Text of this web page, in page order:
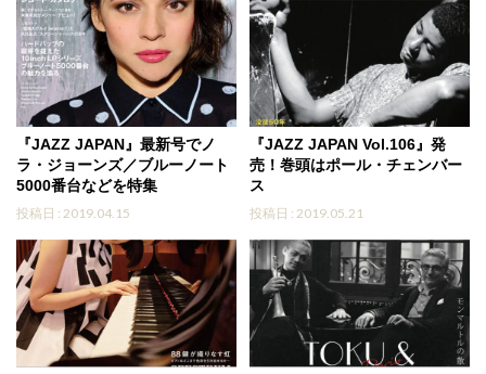
『JAZZ JAPAN』最新号でノ
ラ・ジョーンズ／ブルーノート
5000番台などを特集
投稿日 : 2019.04.15
『JAZZ JAPAN Vol.106』発
売！巻頭はポール・チェンバー
ス
投稿日 : 2019.05.21